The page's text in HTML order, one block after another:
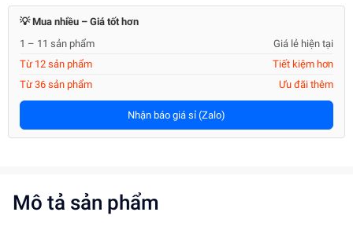
💡 Mua nhiều – Giá tốt hơn
1 – 11 sản phẩm
Giá lẻ hiện tại
Từ 12 sản phẩm
Tiết kiệm hơn
Từ 36 sản phẩm
Ưu đãi thêm
Nhận báo giá sỉ (Zalo)
Mô tả sản phẩm